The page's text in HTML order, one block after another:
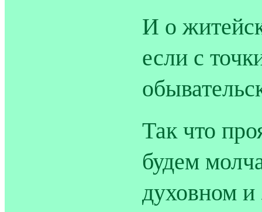
И о
если с
Так что
будем
духовном и